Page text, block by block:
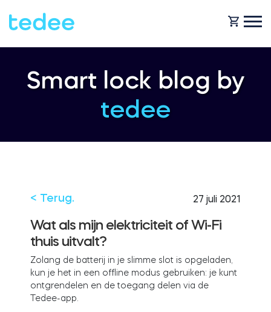
HOE HET WERKT?
Tedee GO
Tedee GO2
BLOG
Smart lock blog by
tedee
< Terug. 27 juli 2021
Wat als mijn elektriciteit of Wi-Fi
thuis uitvalt?
Zolang de batterij in je slimme slot is opgeladen,
kun je het in een offline modus gebruiken: je kunt
ontgrendelen en de toegang delen via de
Tedee-app.